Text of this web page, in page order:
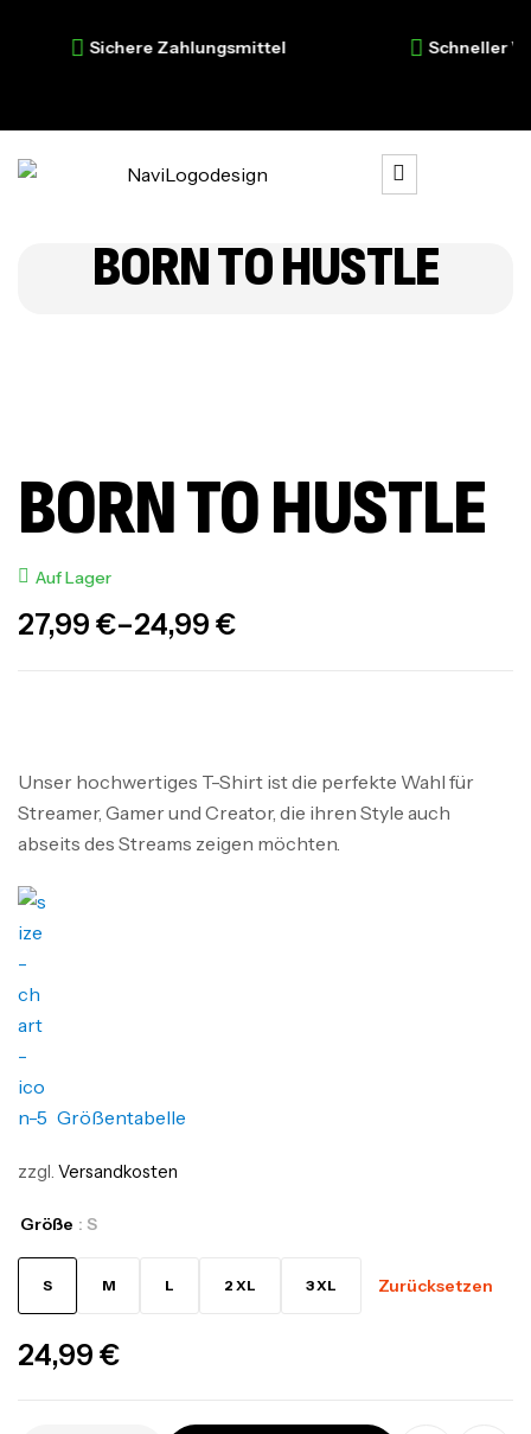
Sichere Zahlungsmittel Schneller
BORN TO HUSTLE
BORN TO HUSTLE
Auf Lager
24,99 €
–
27,99 €
Unser hochwertiges T-Shirt ist die perfekte Wahl für
Streamer, Gamer und Creator, die ihren Style auch
abseits des Streams zeigen möchten.
Größentabelle
zzgl. Versandkosten
Größe : S
S M L 2 XL 3 XL Zurücksetzen
24,99 €